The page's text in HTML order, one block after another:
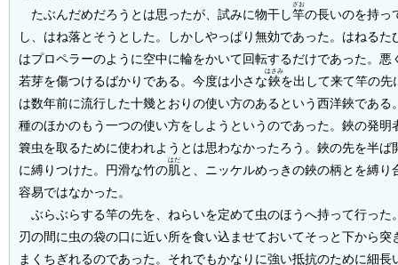
たぶんだめだろうとは思ったが、試みに物干し竿
ざお
の長いのを持っ
し、はね落とそうとした。しかしやっぱり無効であった。はねるた
はプロペラーのように空中に輪をかいて回転するだけであった。悪
若芽を傷つけるばかりである。今度は小さな鋏
はさみ
を出して来て竿の
は数年前に流行した十幾とおりの使い方のあるという西洋鋏である
種のほかのもう一つの使い方をしようというのであった。鋏の発明
簔虫を取るために使われようとは思わなかったろう。鋏の先を半ば
に縛りつけた。円滑な竹の肌
はだ
と、ニッケルめっきの鋏の柄とを縛り
容易ではなかった。
ぶらぶらする竿の先を、ねらいを定めて虫のほうへ持って行った
刃の間に虫の袋の口に近い所を食い込ませておいてそっと下から突
まくちぎれるのであった。それでもかなりに強い抵抗のために細長